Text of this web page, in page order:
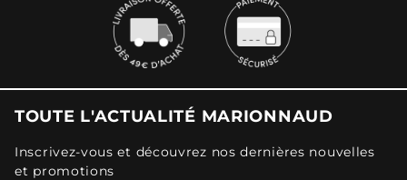
TOUTE L'ACTUALITÉ MARIONNAUD
Inscrivez-vous et découvrez nos dernières nouvelles
et promotions